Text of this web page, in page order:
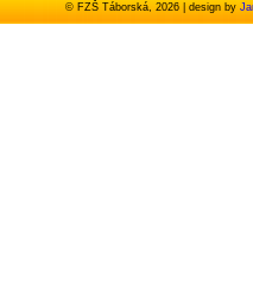
© FZŠ Táborská, 2026 | design by